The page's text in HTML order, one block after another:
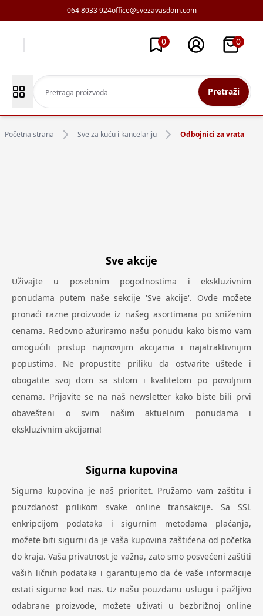
064 8033 924office@svezavasdom.com
0 0
Pretraži
Početna strana Sve za kuću i kancelariju Odbojnici za vrata
Sve akcije
Uživajte u posebnim pogodnostima i ekskluzivnim
ponudama putem naše sekcije 'Sve akcije'. Ovde možete
pronaći razne proizvode iz našeg asortimana po sniženim
cenama. Redovno ažuriramo našu ponudu kako bismo vam
omogućili pristup najnovijim akcijama i najatraktivnijim
popustima. Ne propustite priliku da ostvarite uštede i
obogatite svoj dom sa stilom i kvalitetom po povoljnim
cenama. Prijavite se na naš newsletter kako biste bili prvi
obavešteni o svim našim aktuelnim ponudama i
ekskluzivnim akcijama!
Sigurna kupovina
Sigurna kupovina je naš prioritet. Pružamo vam zaštitu i
pouzdanost prilikom svake online transakcije. Sa SSL
enkripcijom podataka i sigurnim metodama plaćanja,
možete biti sigurni da je vaša kupovina zaštićena od početka
do kraja. Vaša privatnost je važna, zato smo posvećeni zaštiti
vaših ličnih podataka i garantujemo da će vaše informacije
ostati sigurne kod nas. Uz našu pouzdanu uslugu i pažljivo
odabrane proizvode, možete uživati u bezbrižnoj online